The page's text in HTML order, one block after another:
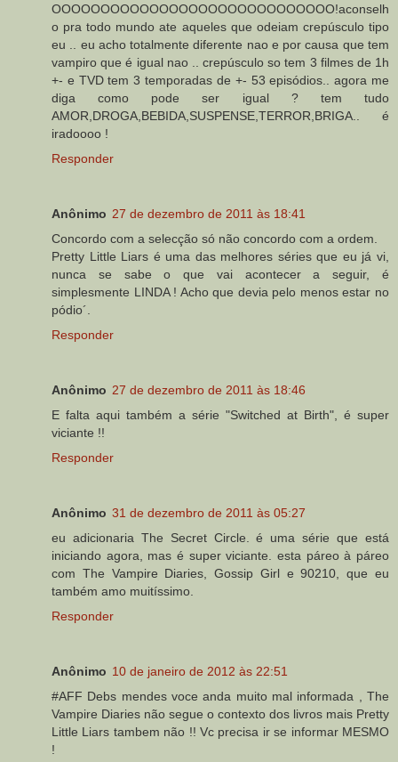
OOOOOOOOOOOOOOOOOOOOOOOOOOOOO!aconselh
o pra todo mundo ate aqueles que odeiam crepúsculo tipo
eu .. eu acho totalmente diferente nao e por causa que tem
vampiro que é igual nao .. crepúsculo so tem 3 filmes de 1h
+- e TVD tem 3 temporadas de +- 53 episódios.. agora me
diga como pode ser igual ? tem tudo
AMOR,DROGA,BEBIDA,SUSPENSE,TERROR,BRIGA.. é
iradoooo !
Responder
Anônimo 27 de dezembro de 2011 às 18:41
Concordo com a selecção só não concordo com a ordem.
Pretty Little Liars é uma das melhores séries que eu já vi,
nunca se sabe o que vai acontecer a seguir, é
simplesmente LINDA ! Acho que devia pelo menos estar no
pódio´.
Responder
Anônimo 27 de dezembro de 2011 às 18:46
E falta aqui também a série "Switched at Birth", é super
viciante !!
Responder
Anônimo 31 de dezembro de 2011 às 05:27
eu adicionaria The Secret Circle. é uma série que está
iniciando agora, mas é super viciante. esta páreo à páreo
com The Vampire Diaries, Gossip Girl e 90210, que eu
também amo muitíssimo.
Responder
Anônimo 10 de janeiro de 2012 às 22:51
#AFF Debs mendes voce anda muito mal informada , The
Vampire Diaries não segue o contexto dos livros mais Pretty
Little Liars tambem não !! Vc precisa ir se informar MESMO
!